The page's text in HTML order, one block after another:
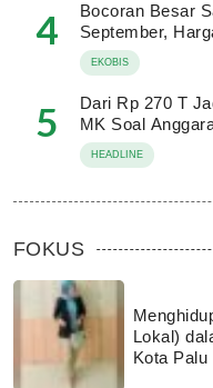
4
Bocoran Besar
September,
EKOBIS
5
Dari Rp 270 T
MK Soal
HEADLINE
FOKUS
Lokal)
Kota Palu